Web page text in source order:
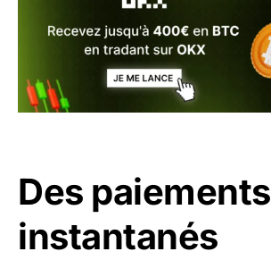
Des paiements
instantanés